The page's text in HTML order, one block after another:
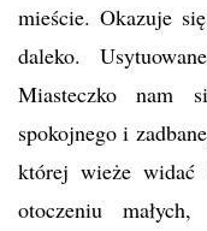
mieście. Okazuje
daleko.
Miasteczko nam
spokojnego i
której wieże widać
otoczeniu